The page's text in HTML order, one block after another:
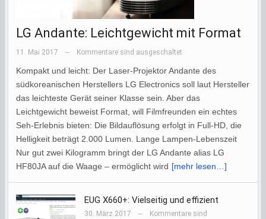
LG Andante: Leichtgewicht mit Format
11. Mai 2017 — Kommentare sind ausgeschaltet
Kompakt und leicht: Der Laser-Projektor Andante des
südkoreanischen Herstellers LG Electronics soll laut Hersteller
das leichteste Gerät seiner Klasse sein. Aber das
Leichtgewicht beweist Format, will Filmfreunden ein echtes
Seh-Erlebnis bieten: Die Bildauflösung erfolgt in Full-HD, die
Helligkeit beträgt 2.000 Lumen. Lange Lampen-Lebenszeit
Nur gut zwei Kilogramm bringt der LG Andante alias LG
HF80JA auf die Waage – ermöglicht wird [mehr lesen…]
EUG X660+: Vielseitig und effizient
30. März 2017 —
Kommentare sind